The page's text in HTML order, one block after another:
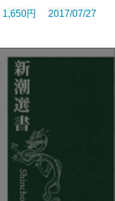
円 2017/07/27